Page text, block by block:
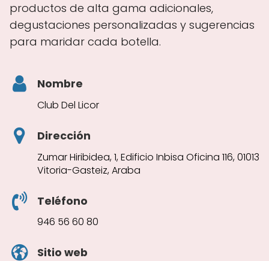
productos de alta gama adicionales,
degustaciones personalizadas y sugerencias
para maridar cada botella.
Nombre
Club Del Licor
Dirección
Zumar Hiribidea, 1, Edificio Inbisa Oficina 116, 01013
Vitoria-Gasteiz, Araba
Teléfono
946 56 60 80
Sitio web